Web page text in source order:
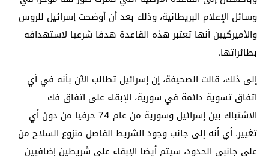
وسائل الإعلام البريطانية، وذلك بعد أن أوضحت إسرائيل للروس
والأميركيين أنها تعتبر هذه القاعدة هدفا شرعيا لاستهدافه
بطائراتها.
إلى ذلك، قالت الصحيفة، إن إسرائيل تطالب الآن بأنه في أي
اتفاق تسوية دائمة في سورية، الإبقاء على اتفاق فك
الاشتباك بين إسرائيل وسورية من عام 74 حرفيا من دون أي
تغيير. أي أنه إلى جانب وجود الشريط الفاصل منزوع السلاح من
على جانبي الحدود، سيتم أيضا الإبقاء على شريطين إضافيين